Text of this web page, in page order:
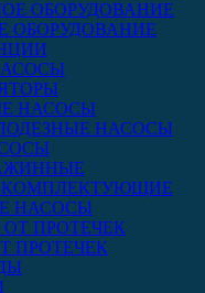
ОБОРУДОВАНИЕ
НАСОСЫ
НАСОСЫ
НАСОСЫ
ПРОТЕЧЕК